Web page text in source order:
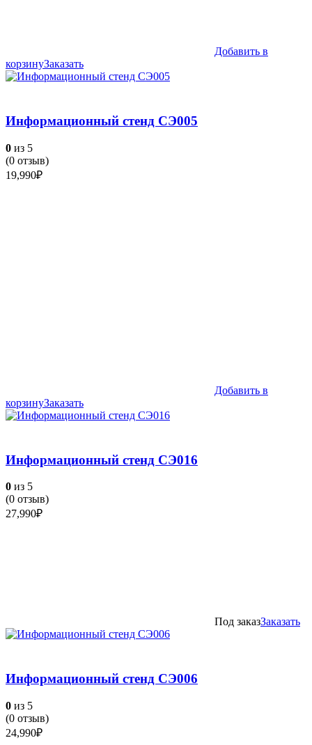
Добавить в
корзинуЗаказать
Информационный стенд СЭ005
0 из 5
(0 отзыв)
19,990₽
Добавить в
корзинуЗаказать
Информационный стенд СЭ016
0 из 5
(0 отзыв)
27,990₽
Под заказЗаказать
Информационный стенд СЭ006
0 из 5
(0 отзыв)
24,990₽